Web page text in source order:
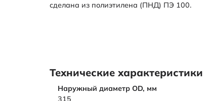
сделана из полиэтилена (ПНД) ПЭ 100.
Технические характеристики
Наружный диаметр OD, мм
315